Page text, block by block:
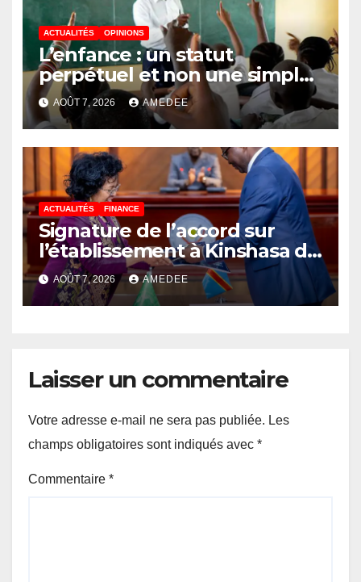
ACTUALITÉS OPINIONS
L’enfance : un statut
perpétuel et non une simple
étape de la vie
AOÛT 7, 2026 AMEDEE
ACTUALITÉS FINANCE
Signature de l’accord sur
l’établissement à Kinshasa du
bureau-pays de l’Agence de
développement de l’Union
africaine–Nouveau
(AUDA-NEPAD)
AOÛT 7, 2026 AMEDEE
Laisser un commentaire
Votre adresse e-mail ne sera pas publiée. Les
champs obligatoires sont indiqués avec *
Commentaire *